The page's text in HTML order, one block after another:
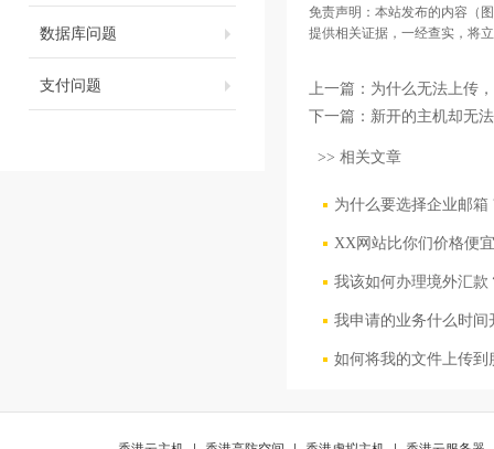
数据库问题
支付问题
免责声明：本站发布的内容（
提供相关证据，一经查实，将
上一篇： 为什么无法上传
下一篇： 新开的主机却无
>> 相关文章
为什么要选择企业邮箱
XX网站比你们价格便
我该如何办理境外汇款
我申请的业务什么时
如何将我的文件上传到